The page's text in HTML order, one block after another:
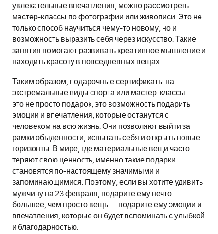
увлекательные впечатления, можно рассмотреть
мастер-классы по фотографии или живописи. Это не
только способ научиться чему-то новому, но и
возможность выразить себя через искусство. Такие
занятия помогают развивать креативное мышление и
находить красоту в повседневных вещах.
Таким образом, подарочные сертификаты на
экстремальные виды спорта или мастер-классы —
это не просто подарок, это возможность подарить
эмоции и впечатления, которые останутся с
человеком на всю жизнь. Они позволяют выйти за
рамки обыденности, испытать себя и открыть новые
горизонты. В мире, где материальные вещи часто
теряют свою ценность, именно такие подарки
становятся по-настоящему значимыми и
запоминающимися. Поэтому, если вы хотите удивить
мужчину на 23 февраля, подарите ему нечто
большее, чем просто вещь — подарите ему эмоции и
впечатления, которые он будет вспоминать с улыбкой
и благодарностью.